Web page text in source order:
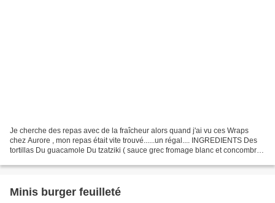
Je cherche des repas avec de la fraîcheur alors quand j'ai vu ces Wraps
chez Aurore , mon repas était vite trouvé......un régal.... INGREDIENTS Des
tortillas Du guacamole Du tzatziki ( sauce grec fromage blanc et concombre)
Minis burger feuilleté